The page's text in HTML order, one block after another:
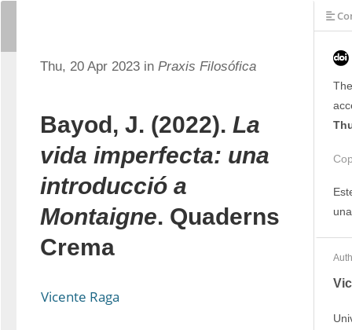
Thu, 20 Apr 2023 in Praxis Filosófica
Bayod, J. (2022). La
vida imperfecta: una
introducció a
Montaigne. Quaderns
Crema
Vicente Raga